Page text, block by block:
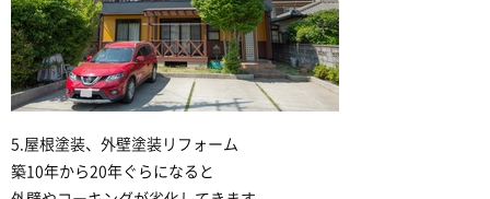
5.屋根塗装、外壁塗装リフォーム
築10年から20年ぐらになると